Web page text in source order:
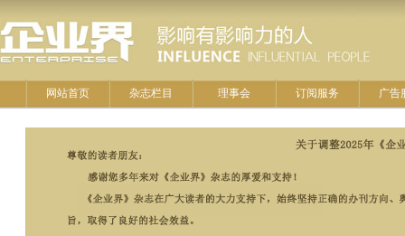
网站首页 杂志栏目 理事会 订阅服务 广告